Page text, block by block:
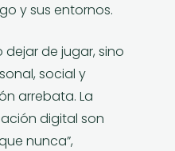
y sus entornos.
dejar de jugar, sino
social y
arrebata. La
digital son
nunca”,